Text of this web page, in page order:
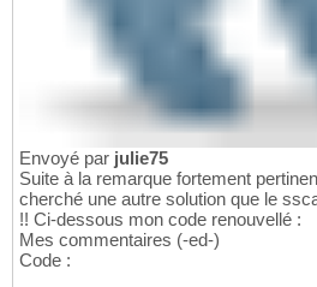
Envoyé par julie75
Suite à la remarque fortement
cherché une autre solution que le
!! Ci-dessous mon code renouvellé :
Mes commentaires (-ed-)
Code :